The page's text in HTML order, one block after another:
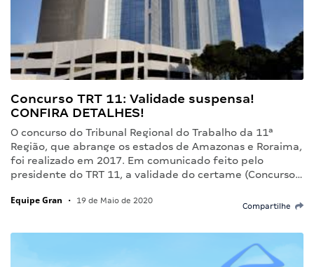
Concurso TRT 11: Validade suspensa!
CONFIRA DETALHES!
O concurso do Tribunal Regional do Trabalho da 11ª
Região, que abrange os estados de Amazonas e Roraima,
foi realizado em 2017. Em comunicado feito pelo
presidente do TRT 11, a validade do certame (Concurso…
Equipe Gran • 19 de Maio de 2020
Compartilhe